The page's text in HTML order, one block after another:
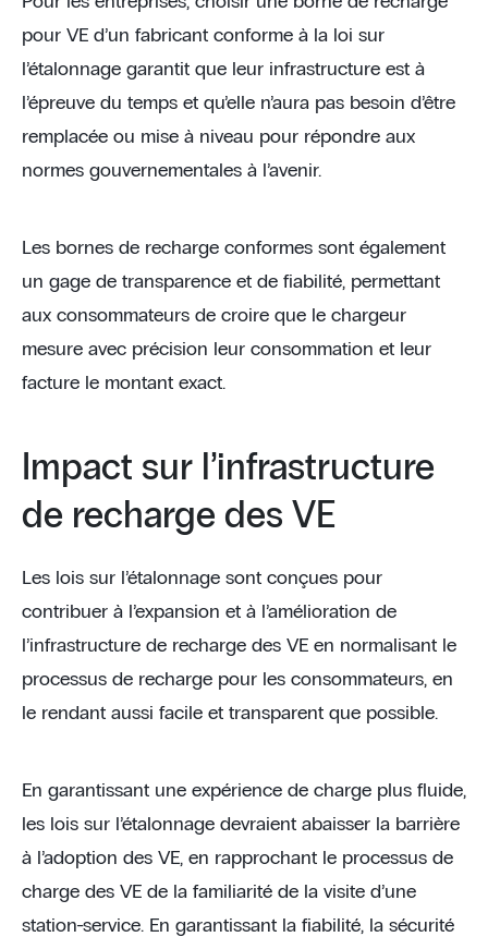
pour VE d’un fabricant conforme à la loi sur
l’étalonnage garantit que leur infrastructure est à
l’épreuve du temps et qu’elle n’aura pas besoin d’être
remplacée ou mise à niveau pour répondre aux
normes gouvernementales à l’avenir.
Les bornes de recharge conformes sont également
un gage de transparence et de fiabilité, permettant
aux consommateurs de croire que le chargeur
mesure avec précision leur consommation et leur
facture le montant exact.
Impact sur l’infrastructure
de recharge des VE
Les lois sur l’étalonnage sont conçues pour
contribuer à l’expansion et à l’amélioration de
l’infrastructure de recharge des VE en normalisant le
processus de recharge pour les consommateurs, en
le rendant aussi facile et transparent que possible.
En garantissant une expérience de charge plus fluide,
les lois sur l’étalonnage devraient abaisser la barrière
à l’adoption des VE, en rapprochant le processus de
charge des VE de la familiarité de la visite d’une
station-service. En garantissant la fiabilité, la sécurité